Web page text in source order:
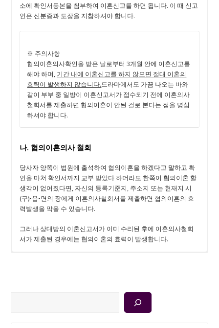
소에 확인서등본을 첨부하여 이혼신고를 하면 됩니다. 이 때 신고
인은 신분증과 도장을 지참하셔야 합니다.
※ 주의사항
협의이혼의사확인을 받은 날로부터 3개월 안에 이혼신고를
해야 하며, 기간 내에 이혼신고를 하지 않으면 절대 이혼의
효력이 발생하지 않습니다.드라마에서도 가끔 나오는 바와
같이 부부 중 일방이 이혼신고서가 접수되기 전에 이혼의사
철회서를 제출하면 협의이혼이 안된 걸로 본다는 점을 명심
하셔야 합니다.
나. 협의이혼의사 철회
당사자 양쪽이 법원에 출석하여 협의이혼을 하겠다고 말하고 확
인을 마쳐 확인서까지 교부 받았다 하더라도 한쪽이 협의이혼 할
생각이 없어졌다면, 자신의 등록기준지, 주소지 또는 현재지 시
(구)•읍•면의 장에게 이혼의사철회서를 제출하면 협의이혼의 효
력발생을 막을 수 있습니다.
그러나 상대방의 이혼신고서가 이미 수리된 후에 이혼의사철회
서가 제출된 경우에는 협의이혼의 효력이 발생합니다.
① 위자료∙재산분할에 합의 있는 경우 : 그 합의에 따르면 됩니다.
협의이혼을 하시는 많은 분들이 오해하고 있으신 매우 중요한 부
분입니다. 대다수의 의뢰인들께서 협의이혼을 하기로 하면서 재